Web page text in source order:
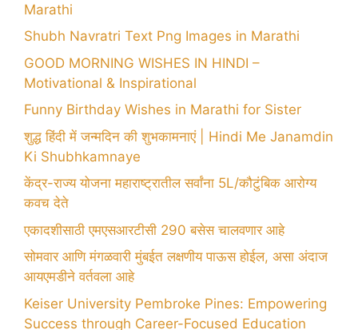
Marathi
Shubh Navratri Text Png Images in Marathi
GOOD MORNING WISHES IN HINDI –
Motivational & Inspirational
Funny Birthday Wishes in Marathi for Sister
शुद्ध हिंदी में जन्मदिन की शुभकामनाएं | Hindi Me Janamdin
Ki Shubhkamnaye
केंद्र-राज्य योजना महाराष्ट्रातील सर्वांना 5L/कौटुंबिक आरोग्य
कवच देते
एकादशीसाठी एमएसआरटीसी 290 बसेस चालवणार आहे
सोमवार आणि मंगळवारी मुंबईत लक्षणीय पाऊस होईल, असा अंदाज
आयएमडीने वर्तवला आहे
Keiser University Pembroke Pines: Empowering
Success through Career-Focused Education